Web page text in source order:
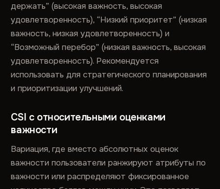
держать” (высокая важность, высокая
удовлетворенность), “Низкий приоритет” (низкая
важность, низкая удовлетворенность) и
“Возможный перебор” (низкая важность, высокая
удовлетворенность). Рекомендуется
использовать для стратегического планирования
и приоритизации улучшений.
CSI с относительными оценками
важности
Вариация, где вместо абсолютных оценок
важности пользователи ранжируют атрибуты по
важности или распределяют фиксированное